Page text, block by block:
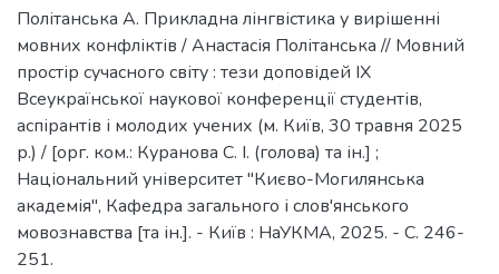
Політанська А. Прикладна лінгвістика у вирішенні
мовних конфліктів / Анастасія Політанська // Мовний
простір сучасного світу : тези доповідей ІХ
Всеукраїнської наукової конференції студентів,
аспірантів і молодих учених (м. Київ, 30 травня 2025
р.) / [орг. ком.: Куранова С. І. (голова) та ін.] ;
Національний університет "Києво-Могилянська
академія", Кафедра загального і слов'янського
мовознавства [та ін.]. - Київ : НаУКМА, 2025. - C. 246-
251.